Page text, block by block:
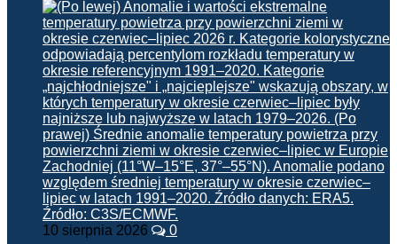
10 sierpnia 2026 0